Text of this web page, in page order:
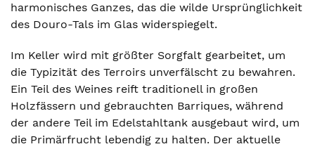
harmonisches Ganzes, das die wilde Ursprünglichkeit
des Douro-Tals im Glas widerspiegelt.
Im Keller wird mit größter Sorgfalt gearbeitet, um
die Typizität des Terroirs unverfälscht zu bewahren.
Ein Teil des Weines reift traditionell in großen
Holzfässern und gebrauchten Barriques, während
der andere Teil im Edelstahltank ausgebaut wird, um
die Primärfrucht lebendig zu halten. Der aktuelle